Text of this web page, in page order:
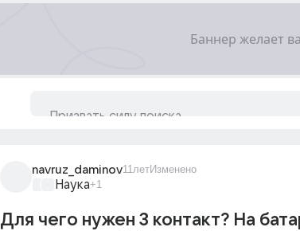
navruz_daminov11летИзменено
Наука+1
Для чего нужен 3 контакт? На